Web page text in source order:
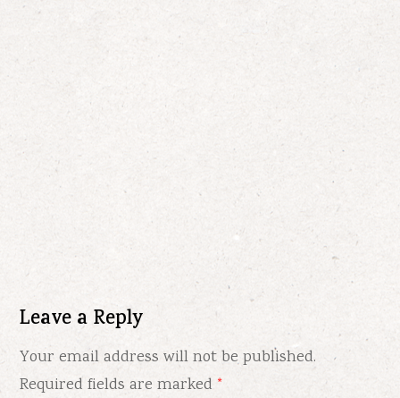
Leave a Reply
Your email address will not be published.
Required fields are marked *